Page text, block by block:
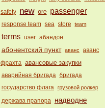
safety new ore passenger
response team sea store team
terms user абандон
абонентский пункт аванс
аванс
фрахта авансовые закупки
аварийная бригада бригада
государство флага грузовой ролкер
держава прапора надводне